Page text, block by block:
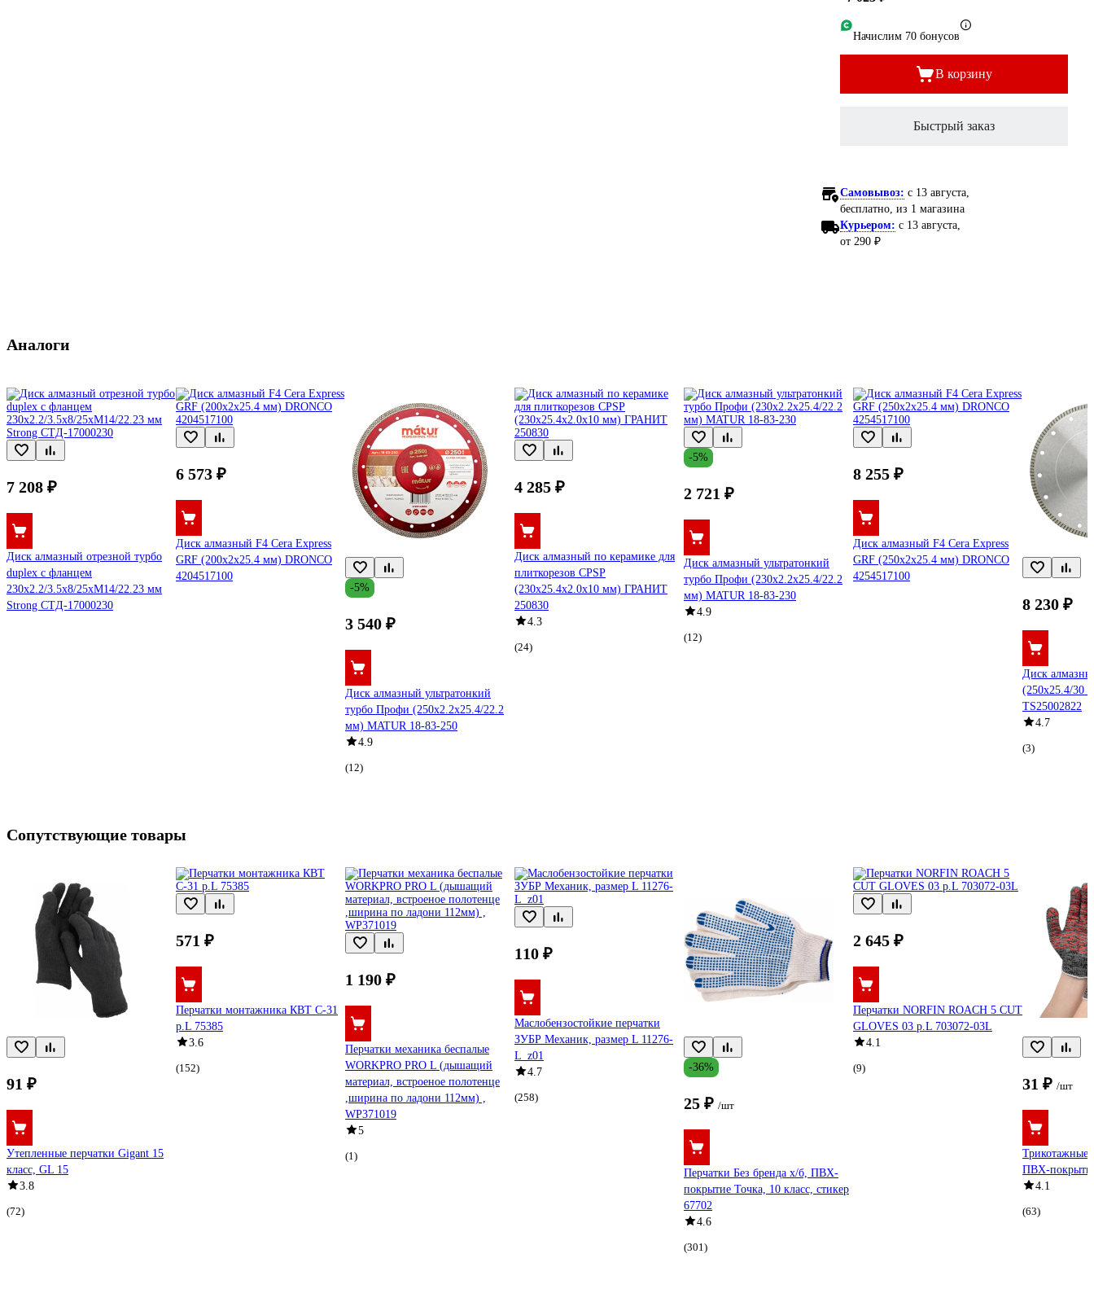
Начислим 70 бонусов
В корзину
Быстрый заказ
Самовывоз: c 13 августа,
бесплатно , из 1 магазина
Курьером: c 13 августа,
от 290 ₽
Аналоги
7 208 ₽
Диск алмазный отрезной турбо
duplex с фланцем
230x2.2/3.5x8/25хМ14/22.23 мм
Strong СTД-17000230
6 573 ₽
Диск алмазный F4 Cera Express
GRF (200x2x25.4 мм) DRONCO
4204517100
-5%
3 540 ₽
Диск алмазный ультратонкий
турбо Профи (250х2.2х25.4/22.2
мм) MATUR 18-83-250
4.9
(12)
4 285 ₽
Диск алмазный по керамике для
плиткорезов CPSP
(230х25.4х2.0х10 мм) ГРАНИТ
250830
4.3
(24)
-5%
2 721 ₽
Диск алмазный ультратонкий
турбо Профи (230х2.2х25.4/22.2
мм) MATUR 18-83-230
4.9
(12)
8 255 ₽
Диск алмазный F4 Cera Express
GRF (250x2x25.4 мм) DRONCO
4254517100
8 230 ₽
Диск
(250х25.4/30
TS25002822
4.7
(3)
Сопутствующие товары
91 ₽
Утепленные перчатки Gigant 15
класс, GL 15
3.8
(72)
571 ₽
Перчатки монтажника КВТ С-31
р.L 75385
3.6
(152)
1 190 ₽
Перчатки механика беспалые
WORKPRO PRO L (дышащий
материал, встроеное полотенце
,ширина по ладони 112мм) ,
WP371019
5
(1)
110 ₽
Маслобензостойкие перчатки
ЗУБР Механик, размер L 11276-
L_z01
4.7
(258)
-36%
25 ₽ /шт
Перчатки Без бренда х/б, ПВХ-
покрытие Точка, 10 класс, стикер
67702
4.6
(301)
2 645 ₽
Перчатки NORFIN ROACH 5 CUT
GLOVES 03 р.L 703072-03L
4.1
(9)
31 ₽ /шт
Трикотажные
ПВХ-
4.1
(63)